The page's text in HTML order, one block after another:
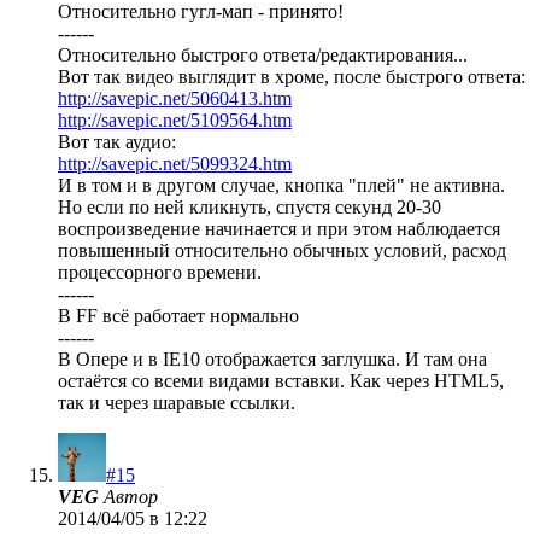
Относительно гугл-мап - принято!
------
Относительно быстрого ответа/редактирования...
Вот так видео выглядит в хроме, после быстрого ответа:
http://savepic.net/5060413.htm
http://savepic.net/5109564.htm
Вот так аудио:
http://savepic.net/5099324.htm
И в том и в другом случае, кнопка "плей" не активна.
Но если по ней кликнуть, спустя секунд 20-30
воспроизведение начинается и при этом наблюдается
повышенный относительно обычных условий, расход
процессорного времени.
------
В FF всё работает нормально
------
В Опере и в IE10 отображается заглушка. И там она
остаётся со всеми видами вставки. Как через HTML5,
так и через шаравые ссылки.
#15
VEG Автор
2014/04/05 в 12:22